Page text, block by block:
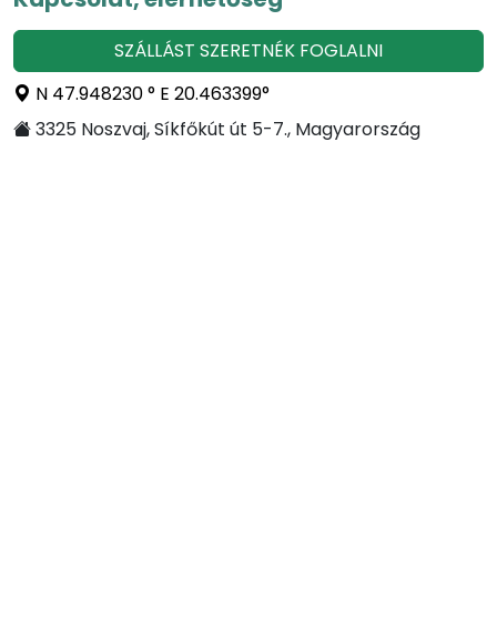
SZÁLLÁST SZERETNÉK FOGLALNI
N 47.948230 ° E 20.463399°
3325 Noszvaj, Síkfőkút út 5-7., Magyarország